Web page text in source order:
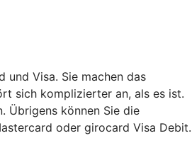
und Visa. Sie machen das
sich komplizierter an, als es ist.
Übrigens können Sie die
oder girocard Visa Debit.